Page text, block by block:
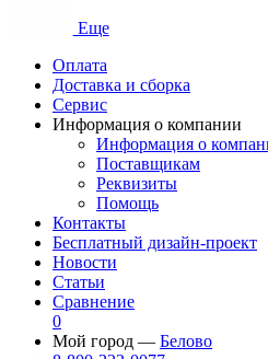
Еще
Оплата
Доставка и сборка
Сервис
Информация о компании
Информация о
Поставщикам
Реквизиты
Помощь
Контакты
Бесплатный дизайн-проект
Новости
Статьи
Сравнение
0
Мой город — Белово